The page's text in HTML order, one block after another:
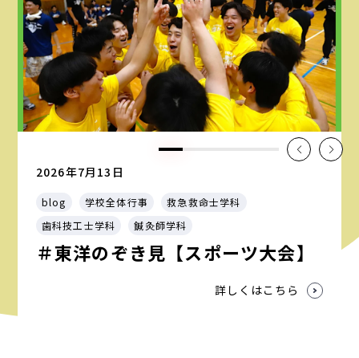
2026年7月13日
blog 学校全体行事
救急救命士学科
歯科技工士学科
鍼灸師学科
＃東洋のぞき見【スポーツ大会】
詳しくはこちら